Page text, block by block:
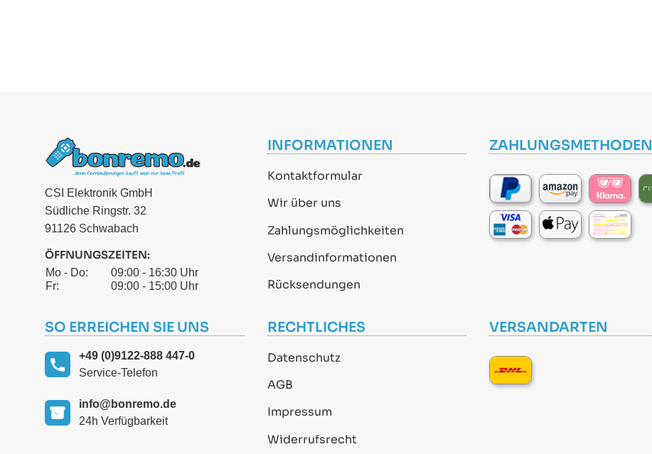
CSI Elektronik GmbH
Südliche Ringstr. 32
91126 Schwabach
ÖFFNUNGSZEITEN:
Mo - Do:
09:00 - 16:30 Uhr
Fr:
09:00 - 15:00 Uhr
INFORMATIONEN
Kontaktformular
Wir über uns
Zahlungsmöglichkeiten
Versandinformationen
Rücksendungen
ZAHLUNGSMETHODEN
SO ERREICHEN SIE UNS
+49 (0)9122-888 447-0
Service-Telefon
info@bonremo.de
24h Verfügbarkeit
RECHTLICHES
Datenschutz
AGB
Impressum
Widerrufsrecht
VERSANDARTEN